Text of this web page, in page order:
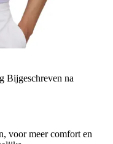
Bijgeschreven na
voor meer comfort en